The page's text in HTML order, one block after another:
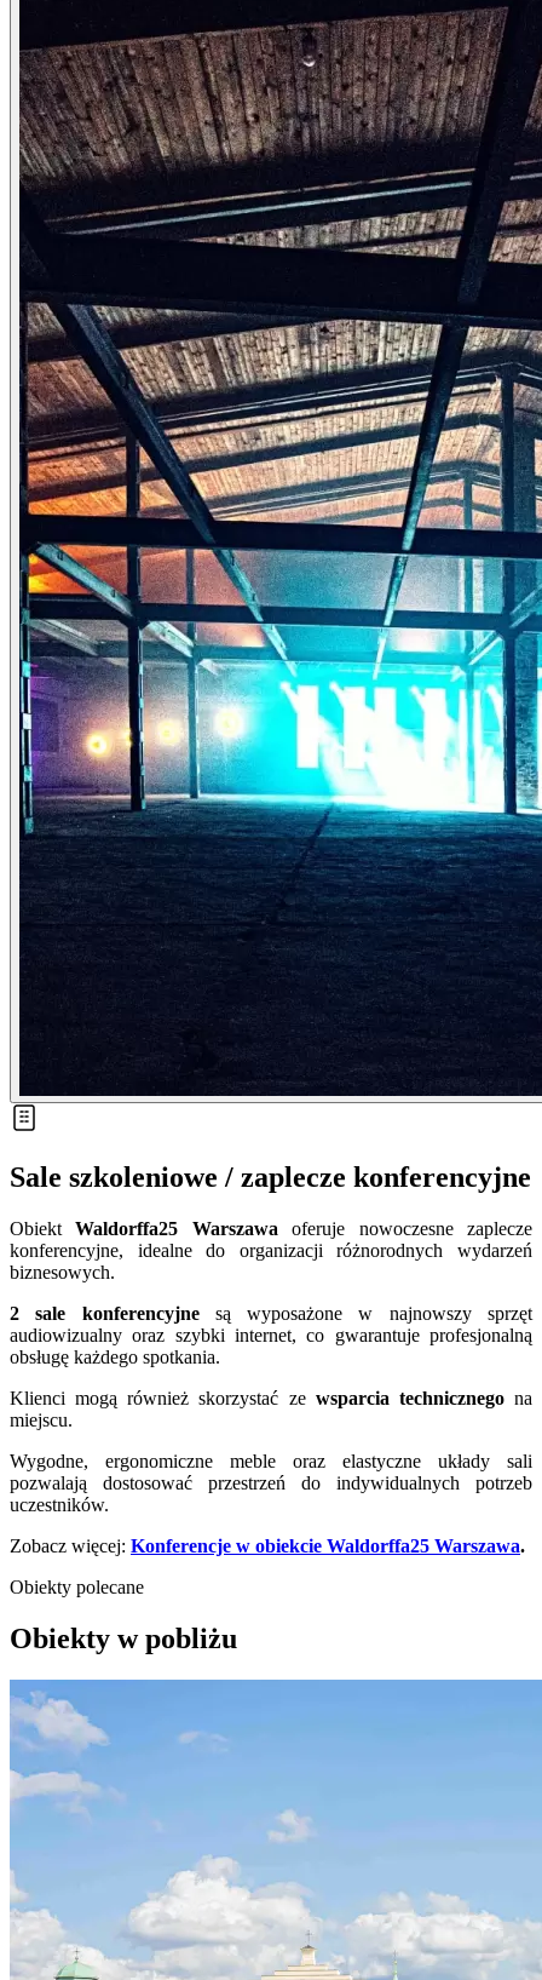
Sale szkoleniowe / zaplecze konferencyjne
ObiektWaldorffa25 Warszawa oferuje nowoczesne zaplecze
konferencyjne, idealne do organizacji różnorodnych wydarzeń
biznesowych.
2 sale konferencyjnesą wyposażone w najnowszy sprzęt
audiowizualny oraz szybki internet, co gwarantuje profesjonalną
obsługę każdego spotkania.
Klienci mogą również skorzystać ze wsparcia technicznegona
miejscu.
Wygodne, ergonomiczne meble oraz elastyczne układy sali
pozwalają dostosować przestrzeń do indywidualnych potrzeb
uczestników.
Zobacz więcej: Konferencje w obiekcie Waldorffa25 Warszawa.
Obiekty polecane
Obiekty w pobliżu